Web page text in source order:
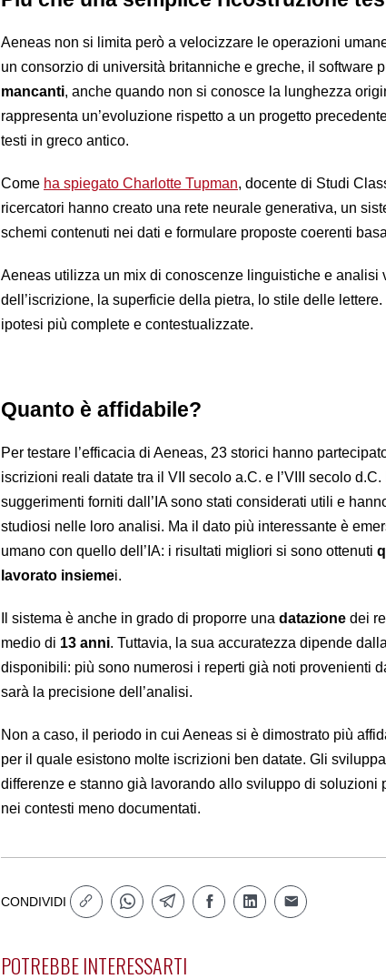
Aeneas non si limita però a velocizzare le operazioni
un consorzio di università britanniche e greche, il software
mancanti, anche quando non si conosce la lunghezza
rappresenta un’evoluzione rispetto a un progetto
testi in greco antico.
Come ha spiegato Charlotte Tupman, docente di Studi
ricercatori hanno creato una rete neurale generativa, un
schemi contenuti nei dati e formulare proposte coerenti
Aeneas utilizza un mix di conoscenze linguistiche e analisi
dell’iscrizione, la superficie della pietra, lo stile delle
ipotesi più complete e contestualizzate.
Quanto è affidabile?
Per testare l’efficacia di Aeneas, 23 storici hanno
iscrizioni reali datate tra il VII secolo a.C. e l’VIII secolo
suggerimenti forniti dall’IA sono stati considerati utili e
studiosi nelle loro analisi. Ma il dato più interessante è
umano con quello dell’IA: i risultati migliori si sono ottenuti
lavorato insiemei.
Il sistema è anche in grado di proporre una datazione dei
medio di 13 anni. Tuttavia, la sua accuratezza dipende
disponibili: più sono numerosi i reperti già noti provenienti
sarà la precisione dell’analisi.
Non a caso, il periodo in cui Aeneas si è dimostrato più
per il quale esistono molte iscrizioni ben datate. Gli
differenze e stanno già lavorando allo sviluppo di soluzioni
nei contesti meno documentati.
CONDIVIDI
POTREBBE INTERESSARTI